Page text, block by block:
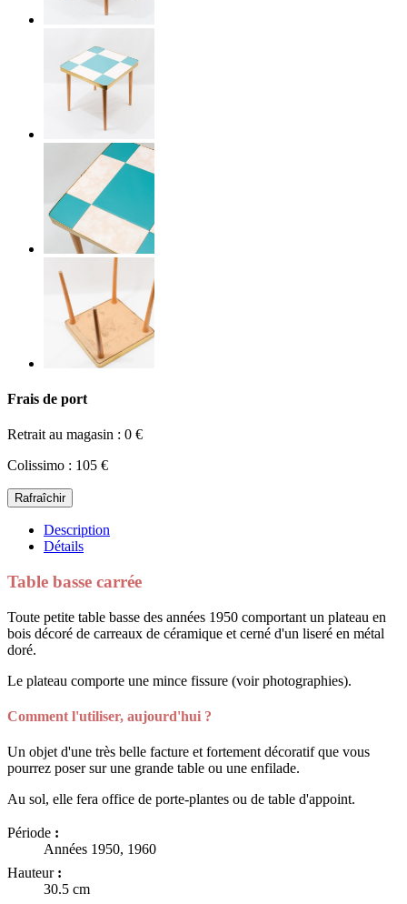
Frais de port
Retrait au magasin : 0 €
Colissimo : 105 €
Description
Détails
Table basse carrée
Toute petite table basse des années 1950 comportant un plateau en
bois décoré de carreaux de céramique et cerné d'un liseré en métal
doré.
Le plateau comporte une mince fissure (voir photographies).
Comment l'utiliser, aujourd'hui ?
Un objet d'une très belle facture et fortement décoratif que vous
pourrez poser sur une grande table ou une enfilade.
Au sol, elle fera office de porte-plantes ou de table d'appoint.
Période :
Années 1950, 1960
Hauteur :
30.5 cm